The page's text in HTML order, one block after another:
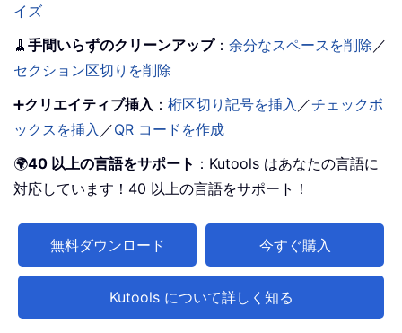
イズ
🧹 手間いらずのクリーンアップ： 余分なスペースを削除 ／
セクション区切りを削除
➕クリエイティブ挿入 ： 桁区切り記号を挿入 ／チェックボ
ックスを挿入 ／QR コードを作成
🌍40 以上の言語をサポート ：Kutools はあなたの言語に
対応しています！40 以上の言語をサポート！
無料ダウンロード 今すぐ購入
Kutools について詳しく知る